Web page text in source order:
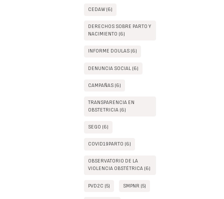
CEDAW (6)
DERECHOS SOBRE PARTO Y
NACIMIENTO (6)
INFORME DOULAS (6)
DENUNCIA SOCIAL (6)
CAMPAÑAS (6)
TRANSPARENCIA EN
OBSTETRICIA (6)
SEGO (6)
COVID19PARTO (6)
OBSERVATORIO DE LA
VIOLENCIA OBSTÉTRICA (6)
PVD2C (5) SMPNR (5)